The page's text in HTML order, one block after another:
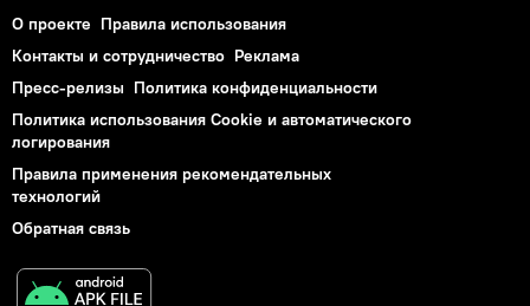
О проекте Правила использования
Контакты и сотрудничество Реклама
Пресс-релизы Политика конфиденциальности
Политика использования Cookie и автоматического
логирования
Правила применения рекомендательных
технологий
Обратная связь